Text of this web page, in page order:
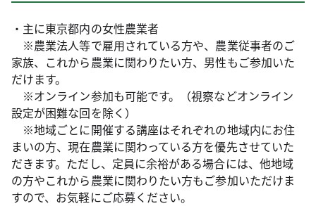
・主に東京都内の女性農業者
※農業法人等で雇用されている方や、農業従事者のご
家族、これから農業に関わりたい方、男性もご参加いた
だけます。
※オンライン参加も可能です。（視察などオンライン
設定が困難な回を除く）
※地域ごとに開催する講座はそれぞれの地域内にお住
まいの方、現在農業に関わっている方を優先させていた
だきます。ただし、定員に余裕がある場合には、他地域
の方やこれから農業に関わりたい方もご参加いただけま
すので、お気軽にご応募ください。